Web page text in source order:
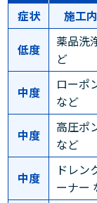
症状
施工
低度
薬品洗
ど
中度
ローポ
など
中度
高圧ポ
など
中度
ドレン
ーナー